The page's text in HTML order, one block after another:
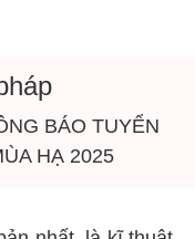
BÁO TUYỂN
HẠ 2025